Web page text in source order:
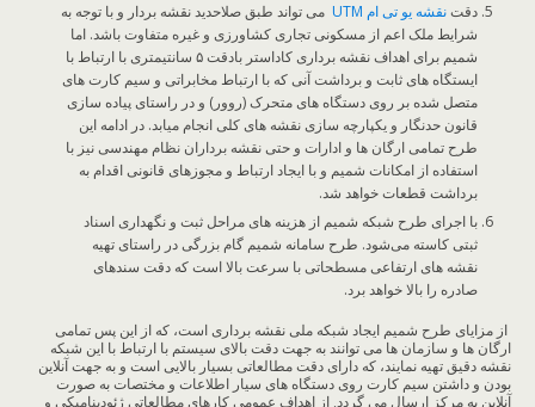
دقتنقشه یو تی ام UTM می تواند طبق صلاحدید نقشه بردار و با توجه به
شرایط ملک اعم از مسکونی تجاری کشاورزی و غیره متفاوت باشد. اما
شمیم برای اهداف نقشه برداری کاداستر بادقت ۵ سانتیمتری با ارتباط با
ایستگاه های ثابت و برداشت آنی که با ارتباط مخابراتی و سیم کارت های
متصل شده بر روی دستگاه های متحرک (روور) و در راستای پیاده سازی
قانون حدنگار و یکپارچه سازی نقشه های کلی انجام میابد. در ادامه این
طرح تمامی ارگان ها و ادارات و حتی نقشه برداران نظام مهندسی نیز با
استفاده از امکانات شمیم و با ایجاد ارتباط و مجوزهای قانونی اقدام به
برداشت قطعات خواهد شد.
با اجرای طرح شبکه شمیم از هزینه های مراحل ثبت و نگهداری اسناد
ثبتی کاسته می‌شود. طرح سامانه شمیم گام بزرگی در راستای تهیه
نقشه های ارتفاعی مسطحاتی با سرعت بالا است که دقت سندهای
صادره را بالا خواهد برد.
از مزایای طرح شمیم ایجاد شبکه ملی نقشه برداری است، که از این پس تمامی
ارگان ها و سازمان ها می توانند به جهت دقت بالای سیستم با ارتباط با این شبکه
نقشه دقیق تهیه نمایند، که دارای دقت مطالعاتی بسیار بالایی است و به جهت آنلاین
بودن و داشتن سیم کارت روی دستگاه های سیار اطلاعات و مختصات به صورت
آنلاین به مرکز ارسال می گردد. از اهداف عمومی کارهای مطالعاتی ژئودینامیکی و